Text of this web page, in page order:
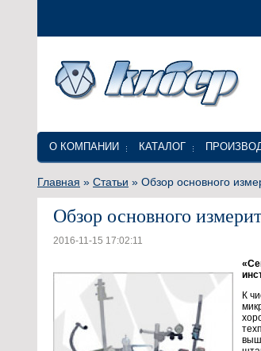
О КОМПАНИИ КАТАЛОГ
Главная » Статьи » Обзор основного
Обзор основного
2016-11-15 17:02:11
К